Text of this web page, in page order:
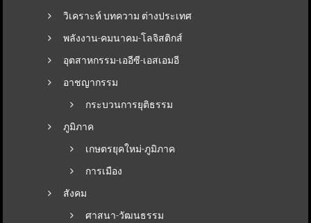
วิเคราะห์ บทความ ต่างประเทศ
พลังงาน-คมนาคม-โลจิสติกส์
อุตสาหกรรม-เออีซี-เอสเอมอี
อาชญากรรม
กระบวนการยุติธรรม
ภูมิภาค
เกษตรยุคใหม่-ภูมิภาค
การเมือง
สังคม
ศาสนา-วัฒนธรรม